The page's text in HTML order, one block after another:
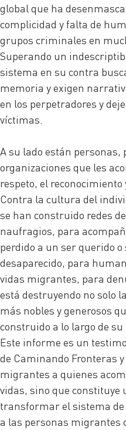
global que ha
complicidad y falta de
grupos criminales en
Superando un
sistema en su contra
memoria y exigen
en los perpetradores y
víctimas.
A su lado están
organizaciones que les
respeto, el reconocimiento
Contra la cultura del
se han construido redes
naufragios, para
perdido a un ser querido o
desaparecido, para
vidas migrantes, para
está destruyendo no solo
más nobles y generosos
construido a lo largo de
Este informe es un
de Caminando Fronteras
migrantes a quienes
vidas, sino que
transformar el sistema de
a las personas migrantes